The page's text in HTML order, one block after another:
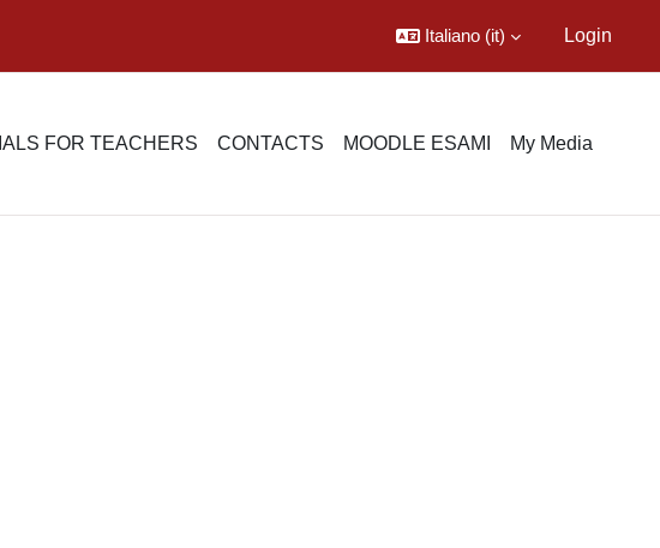
Italiano ‎(it)‎ Login
FOR TEACHERS CONTACTS MOODLE ESAMI My Media